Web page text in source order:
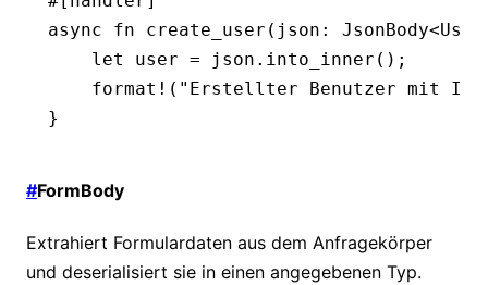
async fn create_user (json : JsonBody<User
    let
user = json . into_inner ();
    format!
( "Erstellter Benutzer mit ID
}
#FormBody
Extrahiert Formulardaten aus dem Anfragekörper
und deserialisiert sie in einen angegebenen Typ.